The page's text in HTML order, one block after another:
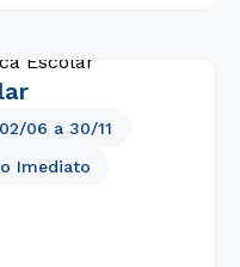
Imediato
02/06 a 30/11